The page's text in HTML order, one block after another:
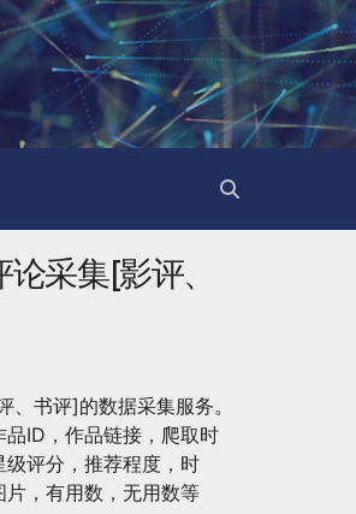
采集[影评、
书评]的数据采集服务。
ID，作品链接，爬取时
评分，推荐程度，时
，有用数，无用数等